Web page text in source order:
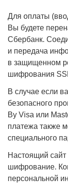
Для оплаты
Вы будете
Сбербанк.
и передача
в защищенном
шифрования
В случае если
безопасного
By Visa или
платежа также
специального
Настоящий
шифрование.
персональной